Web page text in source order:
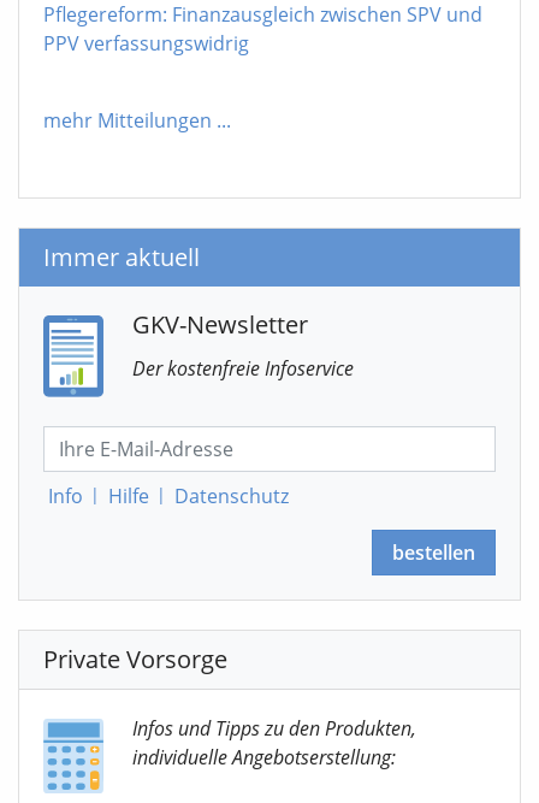
Pflegereform: Finanzausgleich zwischen SPV und
PPV verfassungswidrig
mehr Mitteilungen ...
Immer aktuell
GKV-Newsletter
Der kostenfreie Infoservice
Info | Hilfe | Datenschutz
bestellen
Private Vorsorge
Infos und Tipps zu den Produkten,
individuelle Angebotserstellung: